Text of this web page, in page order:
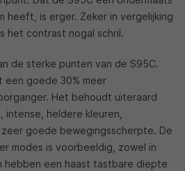
heeft, is erger. Zeker in vergelijking
het contrast nogal schril.
de sterke punten van de S95C.
een goede 30% meer
Het behoudt uiteraard
intense, heldere kleuren,
goede bewegingsscherpte. De
modes is voorbeeldig, zowel in
hebben een haast tastbare diepte